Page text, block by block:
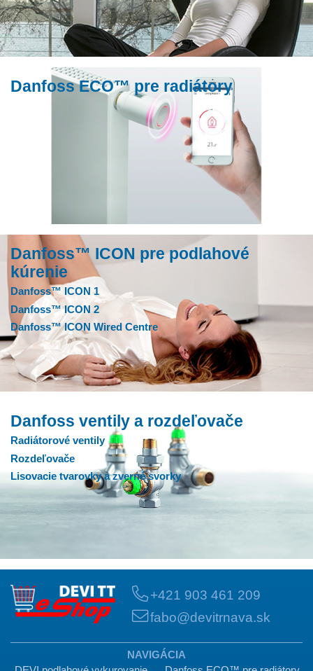
Danfoss ECO™ pre radiátory
Danfoss™ ICON pre podlahové
kúrenie
Danfoss™ ICON 1
Danfoss™ ICON 2
Danfoss™ ICON Wired Centre
Danfoss ventily a rozdeľovače
Radiátorové ventily
Rozdeľovače
Lisovacie tvarovky a zverné svorky
+421 903 461 209
fabo@devitrnava.sk
NAVIGÁCIA